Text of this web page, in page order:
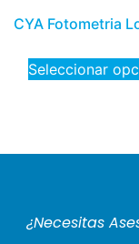
CYA Fotometria
Seleccionar
¿Necesitas